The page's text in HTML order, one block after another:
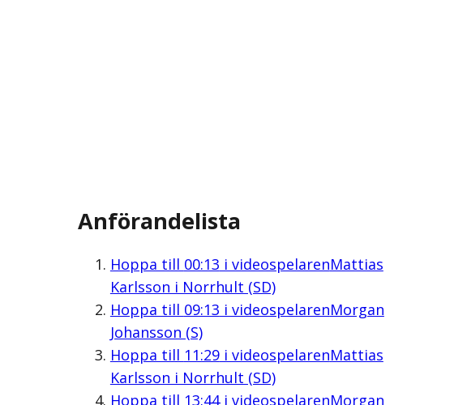
Anförandelista
Hoppa till 00:13 i videospelarenMattias
Karlsson i Norrhult (SD)
Hoppa till 09:13 i videospelarenMorgan
Johansson (S)
Hoppa till 11:29i videospelarenMattias
Karlsson i Norrhult (SD)
Hoppa till 13:44i videospelarenMorgan